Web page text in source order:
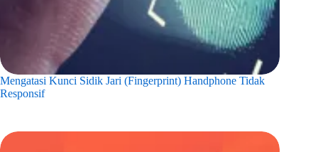
Mengatasi Kunci Sidik Jari (Fingerprint) Handphone Tidak
Responsif